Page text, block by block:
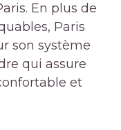
En plus de
Paris
son système
qui assure
et